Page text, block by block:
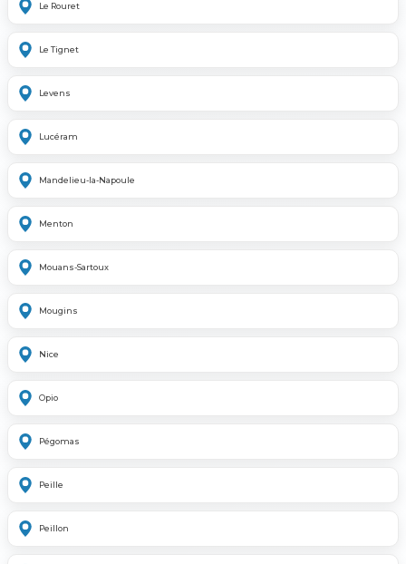
Le Rouret
Le Tignet
Levens
Lucéram
Mandelieu-la-Napoule
Menton
Mouans-Sartoux
Mougins
Nice
Opio
Pégomas
Peille
Peillon